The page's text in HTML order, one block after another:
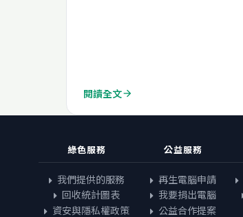
閱讀全文arrow_forward
綠色服務
我們提供的服務
回收統計圖表
資安與隱私權政策
公益服務
再生電腦申請
我要捐出電腦
公益合作提案